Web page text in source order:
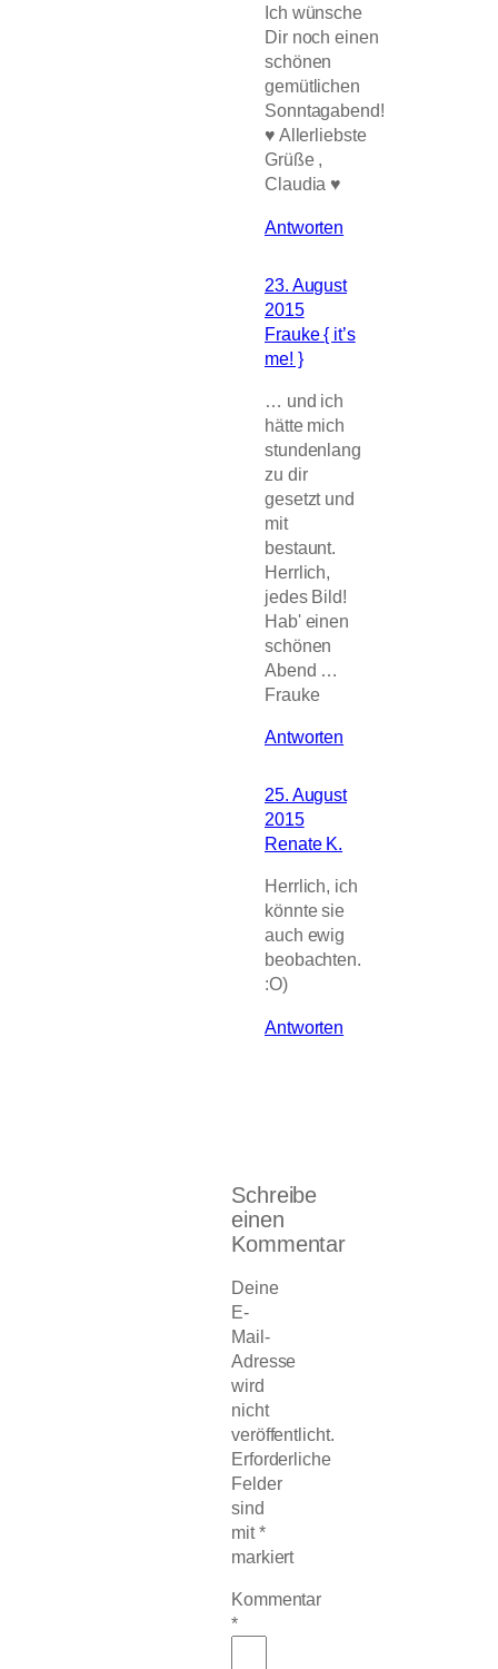
Ich wünsche
Dir noch einen
schönen
gemütlichen
Sonntagabend!
♥ Allerliebste
Grüße ,
Claudia ♥
Antworten
23. August
2015
Frauke { it’s
me! }
… und ich
hätte mich
stundenlang
zu dir
gesetzt und
mit
bestaunt.
Herrlich,
jedes Bild!
Hab' einen
schönen
Abend …
Frauke
Antworten
25. August
2015
Renate K.
Herrlich, ich
könnte sie
auch ewig
beobachten.
:O)
Antworten
Schreibe
einen
Kommentar
Deine
E-
Mail-
Adresse
wird
nicht
veröffentlicht.
Erforderliche
Felder
sind
mit*
markiert
Kommentar
*